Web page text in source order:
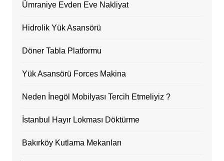
Ümraniye Evden Eve Nakliyat
Hidrolik Yük Asansörü
Döner Tabla Platformu
Yük Asansörü Forces Makina
Neden İnegöl Mobilyası Tercih Etmeliyiz ?
İstanbul Hayır Lokması Döktürme
Bakırköy Kutlama Mekanları